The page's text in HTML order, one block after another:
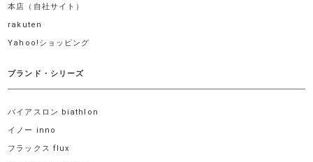
本店（自社サイト）
rakuten
Yahoo!ショッピング
ブランド・シリーズ
バイアスロン biathlon
イノー inno
フラックス flux